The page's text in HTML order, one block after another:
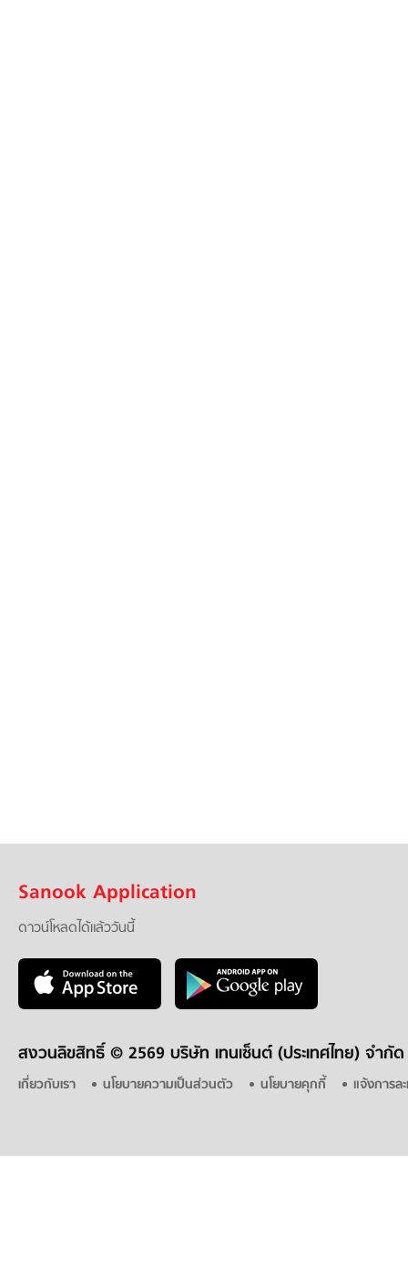
Sanook Application
ดาวน์โหลดได้แล้ววันนี้
สงวนลิขสิทธิ์ © 2569 บริษัท เทนเซ็นต์ (ประเทศไทย) จำกัด
เกี่ยวกับเรา นโยบายความเป็นส่วนตัว นโยบายคุกกี้ แจ้งการล